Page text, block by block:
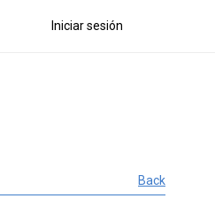
Iniciar sesión
Back